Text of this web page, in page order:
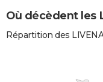
Où décèdent les
Répartition des